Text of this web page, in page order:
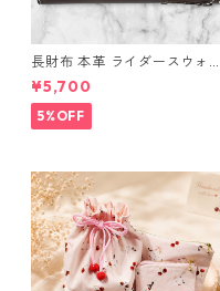
長財布 本革 ライダースウォレ
ット 国産 ヌメ革 ブラウン バ
ングラデシュ l175 レザー 革財
布 ハンドメイド 経年変化
¥5,700
5%OFF